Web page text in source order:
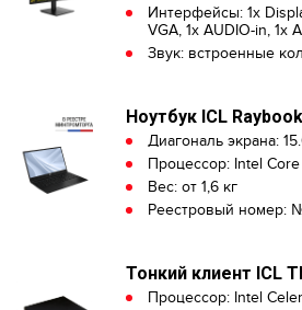
Интерфейсы: 1x
VGA, 1x AUDIO-in, 1x
Звук: встроенные
Ноутбук ICL
Диагональ экрана:
Процессор: Intel
Вес: от 1,6 кг
Реестровый номер:
Тонкий клиент ICL
Процессор: Intel